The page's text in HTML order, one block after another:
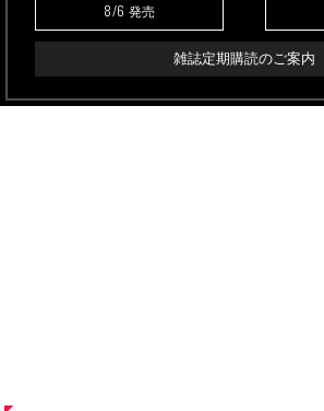
8/6 発売
雑誌定期購読のご案内